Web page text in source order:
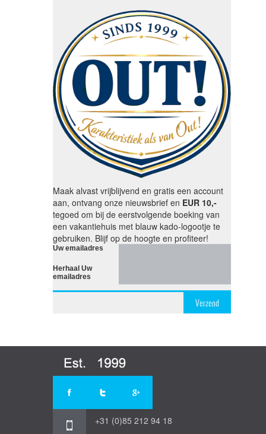
Maak alvast vrijblijvend en gratis een account
aan, ontvang onze nieuwsbrief en EUR 10,-
tegoed om bij de eerstvolgende boeking van
een vakantiehuis met blauw kado-logootje te
gebruiken. Blijf op de hoogte en profiteer!
Uw emailadres
Herhaal Uw
emailadres
Verzend
+31 (0)85 212 94 18